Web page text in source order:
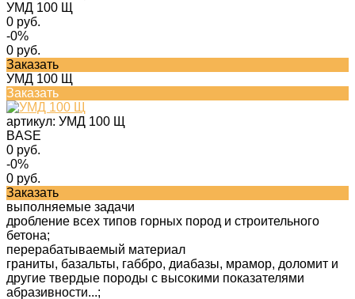
УМД 100 Щ
0 руб.
-0%
0 руб.
Заказать
УМД 100 Щ
Заказать
артикул: УМД 100 Щ
BASE
0 руб.
-0%
0 руб.
Заказать
выполняемые задачи
дробление всех типов горных пород и строительного
бетона;
перерабатываемый материал
граниты, базальты, габбро, диабазы, мрамор, доломит и
другие твердые породы с высокими показателями
абразивности...;